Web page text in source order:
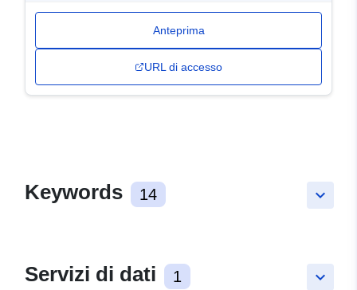
Anteprima
URL di accesso
keyboard_arrow_down
Keywords 14
keyboard_arrow_down
Servizi di dati 1